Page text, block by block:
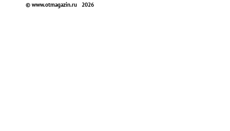
© www.otmagazin.ru 2026